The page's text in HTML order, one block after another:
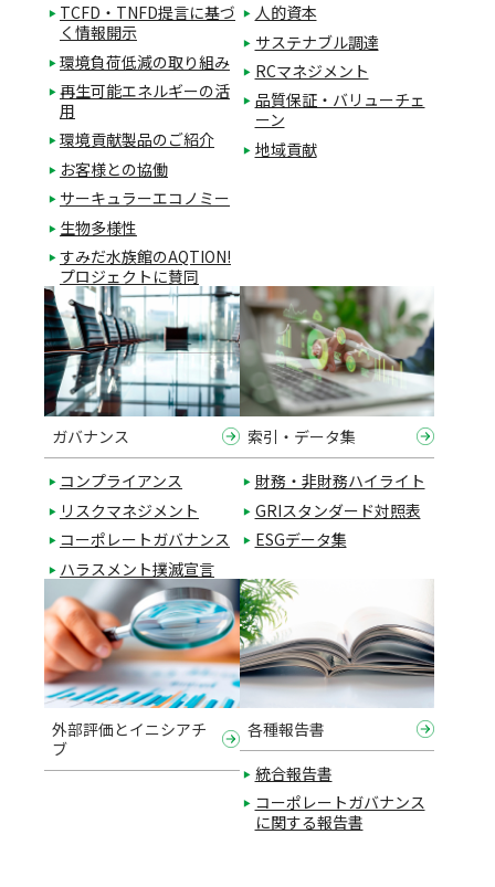
TCFD・TNFD提言に基づ
く情報開示
環境負荷低減の取り組み
再生可能エネルギーの活
用
環境貢献製品のご紹介
お客様との協働
サーキュラーエコノミー
生物多様性
すみだ水族館のAQTION!
プロジェクトに賛同
人的資本
サステナブル調達
RCマネジメント
品質保証・バリューチェ
ーン
地域貢献
ガバナンス
コンプライアンス
リスクマネジメント
コーポレートガバナンス
ハラスメント撲滅宣言
索引・データ集
財務・非財務ハイライト
GRIスタンダード対照表
ESGデータ集
外部評価とイニシアチ
ブ
各種報告書
統合報告書
コーポレートガバナンス
に関する報告書